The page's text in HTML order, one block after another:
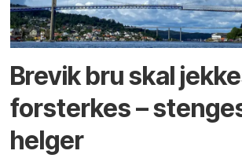
Brevik bru skal
forsterkes –
helger